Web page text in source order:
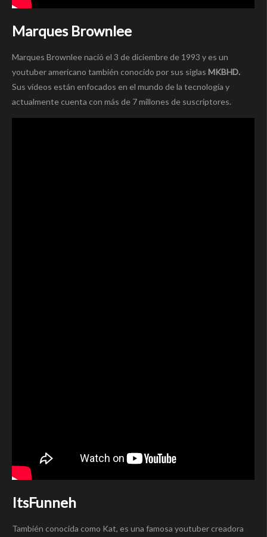
Marques Brownlee
Marques Brownlee nació el 3 de diciembre de 1993 y es un
youtuber americano también conocido por sus siglas MKBHD.
Sus vídeos están enfocados en el mundo de la tecnología y
actualmente cuenta con más de 7 millones de suscriptores.
ItsFunneh
También conocida como Kat, es una famosa youtuber creadora